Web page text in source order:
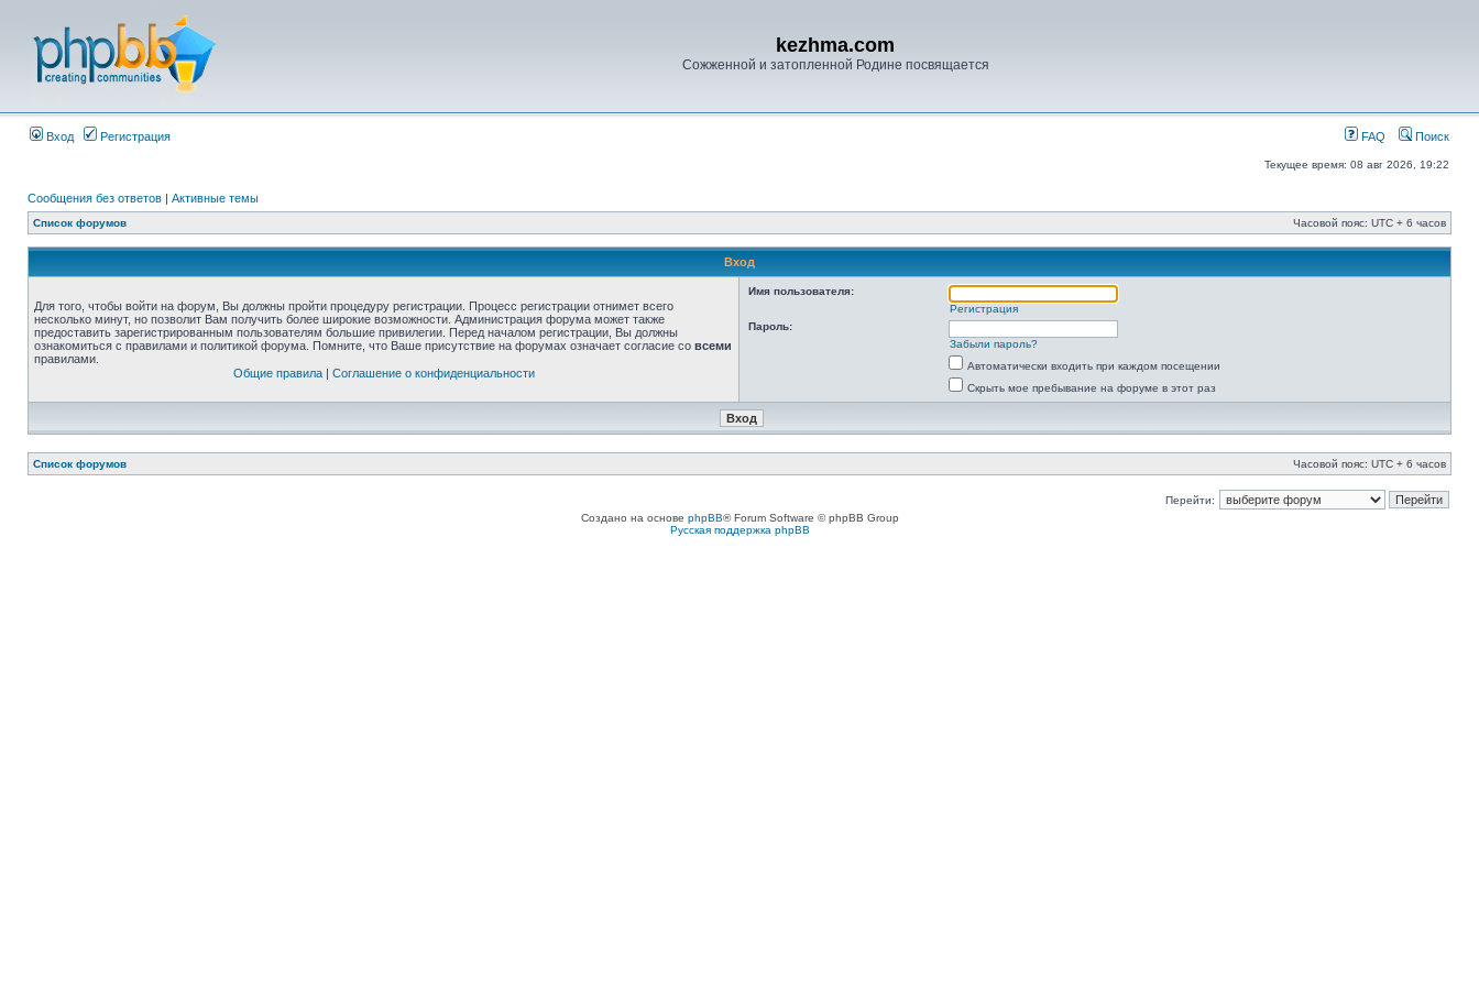
kezhma.com
Сожженной и затопленной Родине посвящается
Вход Регистрация FAQ Поиск
Текущее время: 08 авг 2026, 19:22
Сообщения без ответов | Активные темы
Список форумов Часовой пояс: UTC + 6 часов
Вход
Для того, чтобы войти на форум, Вы должны пройти процедуру регистрации. Процесс регистрации отнимет всего
несколько минут, но позволит Вам получить более широкие возможности. Администрация форума может также
предоставить зарегистрированным пользователям большие привилегии. Перед началом регистрации, Вы должны
ознакомиться с правилами и политикой форума. Помните, что Ваше присутствие на форумах означает согласие со всеми
правилами.
Общие правила| Соглашение о конфиденциальности
Имя пользователя:
Регистрация
Пароль:
Забыли пароль?
Автоматически входить при каждом посещении
Скрыть мое пребывание на форуме в этот раз
Список форумов Часовой пояс: UTC + 6 часов
Перейти:
Создано на основе phpBB® Forum Software © phpBB Group
Русская поддержка phpBB